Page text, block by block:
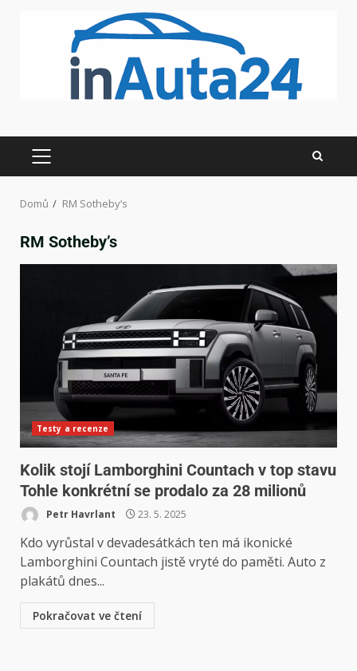
Domů RM Sotheby’s
RM Sotheby’s
Testy a recenze
Kolik stojí Lamborghini Countach v top stavu
Tohle konkrétní se prodalo za 28 milionů
Petr Havrlant 23. 5. 2025
Kdo vyrůstal v devadesátkách ten má ikonické
Lamborghini Countach jistě vryté do paměti. Auto z
plakátů dnes...
Pokračovat ve čtení